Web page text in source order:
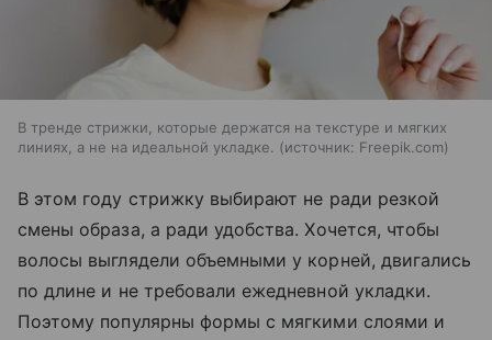
В тренде стрижки, которые держатся на текстуре и мягких
линиях, а не на идеальной укладке.
источник: Freepik.com
В этом году стрижку выбирают не ради резкой
смены образа, а ради удобства. Хочется, чтобы
волосы выглядели объемными у корней, двигались
по длине и не требовали ежедневной укладки.
Поэтому популярны формы с мягкими слоями и